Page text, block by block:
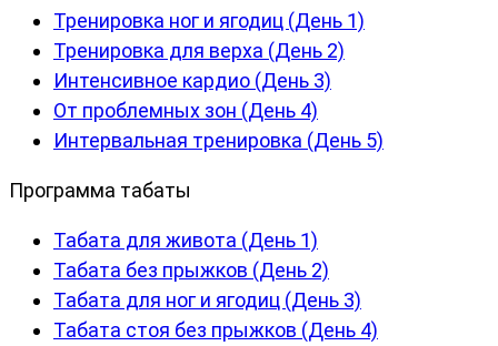
Тренировка ног и ягодиц (День 1)
Тренировка для верха (День 2)
Интенсивное кардио (День 3)
От проблемных зон (День 4)
Интервальная тренировка (День 5)
Программа табаты
Табата для живота (День 1)
Табата без прыжков (День 2)
Табата для ног и ягодиц (День 3)
Табата стоя без прыжков (День 4)